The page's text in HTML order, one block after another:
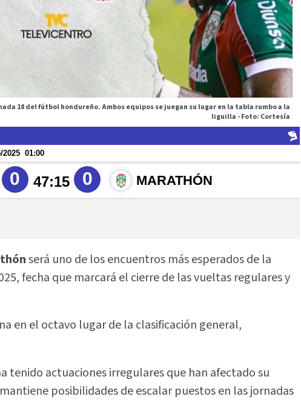
18 del fútbol hondureño. Ambos equipos se juegan su lugar en la tabla rumbo a la
liguilla -Foto: Cortesía
será uno de los encuentros más esperados de la
fecha que marcará el cierre de las vueltas regulares y
en el octavo lugar de la clasificación general,
tenido actuaciones irregulares que han afectado su
posibilidades de escalar puestos en las jornadas